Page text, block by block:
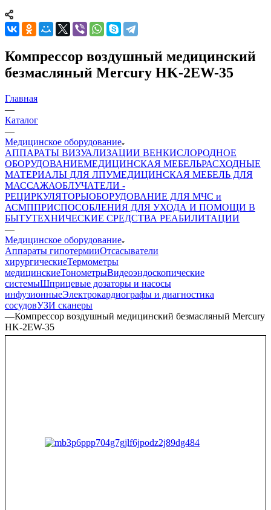
Компрессор воздушный медицинский
безмасляный Mercury HK-2EW-35
Главная
—
Каталог
—
Медицинское оборудование
АППАРАТЫ ВИЗУАЛИЗАЦИИ ВЕНКИСЛОРОДНОЕ
ОБОРУДОВАНИЕМЕДИЦИНСКАЯ МЕБЕЛЬРАСХОДНЫЕ
МАТЕРИАЛЫ ДЛЯ ЛПУМЕДИЦИНСКАЯ МЕБЕЛЬ ДЛЯ
МАССАЖАОБЛУЧАТЕЛИ -
РЕЦИРКУЛЯТОРЫОБОРУДОВАНИЕ ДЛЯ МЧС и
АСМППРИСПОСОБЛЕНИЯ ДЛЯ УХОДА И ПОМОЩИ В
БЫТУТЕХНИЧЕСКИЕ СРЕДСТВА РЕАБИЛИТАЦИИ
—
Медицинское оборудование
Аппараты гипотермииОтсасыватели
хирургическиеТермометры
медицинскиеТонометрыВидеоэндоскопические
системыШприцевые дозаторы и насосы
инфузионныеЭлектрокардиографы и диагностика
сосудовУЗИ сканеры
—Компрессор воздушный медицинский безмасляный Mercury
HK-2EW-35